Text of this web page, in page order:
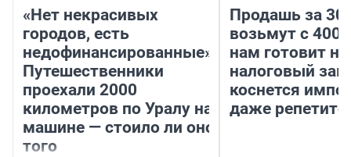
«Нет некрасивых
городов, есть
недофинансированные».
Путешественники
проехали 2000
километров по Уралу на
машине — стоило ли оно
того
Продашь за
возьмут с
нам готовит
налоговый
коснется
даже